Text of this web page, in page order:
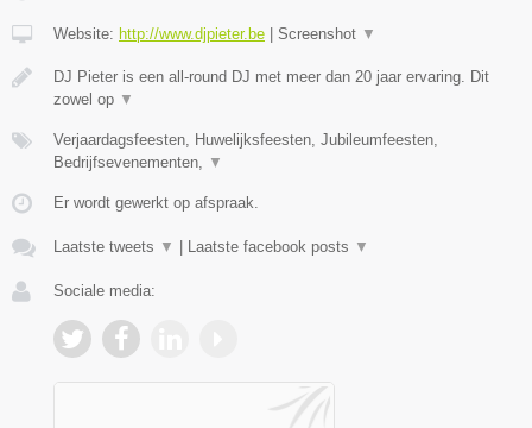
Website: http://www.djpieter.be Screenshot ▼
DJ Pieter is een all-round DJ met meer dan 20 jaar ervaring. Dit
zowel op ▼
Verjaardagsfeesten, Huwelijksfeesten, Jubileumfeesten,
Bedrijfsevenementen,
▼
Er wordt gewerkt op afspraak.
Laatste tweets ▼ Laatste facebook posts ▼
Sociale media: